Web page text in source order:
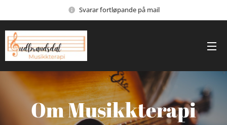
Svarar fortløpande på mail
Om Musikkterapi